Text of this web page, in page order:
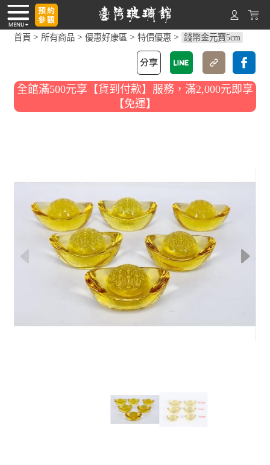
首頁 > 所有商品 >優惠好康區 >特價優惠 > 錢幣金元寶5cm
全館滿500元享【貨到付款】服務，滿2,000元即享
【免運】